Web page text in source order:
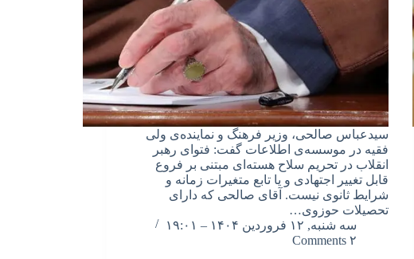
سیدعباس صالحی، وزیر فرهنگ و نماینده‌ی ولی
فقیه در موسسه‌ی اطلاعات گفت: فتوای رهبر
انقلاب در تحریم سلاح هسته‌ای مبتنی بر فروع
قابل تغییر اجتهادی و یا تابع متغیرات زمانه‌ و
شرایط ثانوی نیست. آقای صالحی که دارای
تحصیلات حوزوی…
سه شنبه, ۱۲ فروردین ۱۴۰۴ – ۱۹:۰۱
۲ Comments